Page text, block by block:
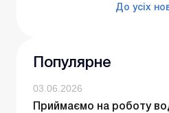
До усіх
Популярне
03.06.2026
Приймаємо на роботу